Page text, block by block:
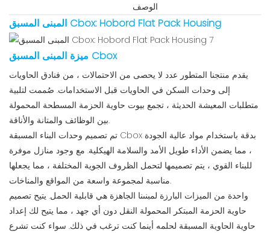
الوصف
المبنى المسبق Cbox: Hobord Flat Pack Housing
ميزة المبنى المسبق Cbox
يقدم منتجنا المتطور عدد لا يحصى من الاحتمالات ، من فنادق الحاويات
إلى وحدات السكن في الحاويات قبل الاستخدامات. صُممت لتلبية
متطلبات المعيشة الحديثة ، تجمع بيوت حاوية الحزمة المسطحة المحمولة
بين الوظائف والمتانة والأناقة.
تم تصميم وحدات البناء المسبقة Cbox بدقة باستخدام مواد عالية الجودة
، مما يضمن الأداء طويل الأمد والسلامة الهيكلية. مع وجود منازل موفرة
للبناء القوي ، يتم تصميمها لتحمل الظروف الجوية المختلفة ، مما يجعلها
مناسبة لمجموعة واسعة من المواقع والمناخات.
واحدة من الميزات البارزة لمبنىنا الجاهزة هي قابلية الحمل. يتيح تصميم
حاوية الحزمة المبتكر المحمولة النقل دون أي جهد ، مما يتيح لك إعداد
حاوية الحاوية المسبقة لحلمه أينما كنت ترغب في ذلك. سواء كنت تشرع